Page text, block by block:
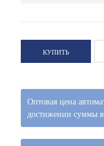
КУПИТЬ
Оптовая цена
достижении суммы в